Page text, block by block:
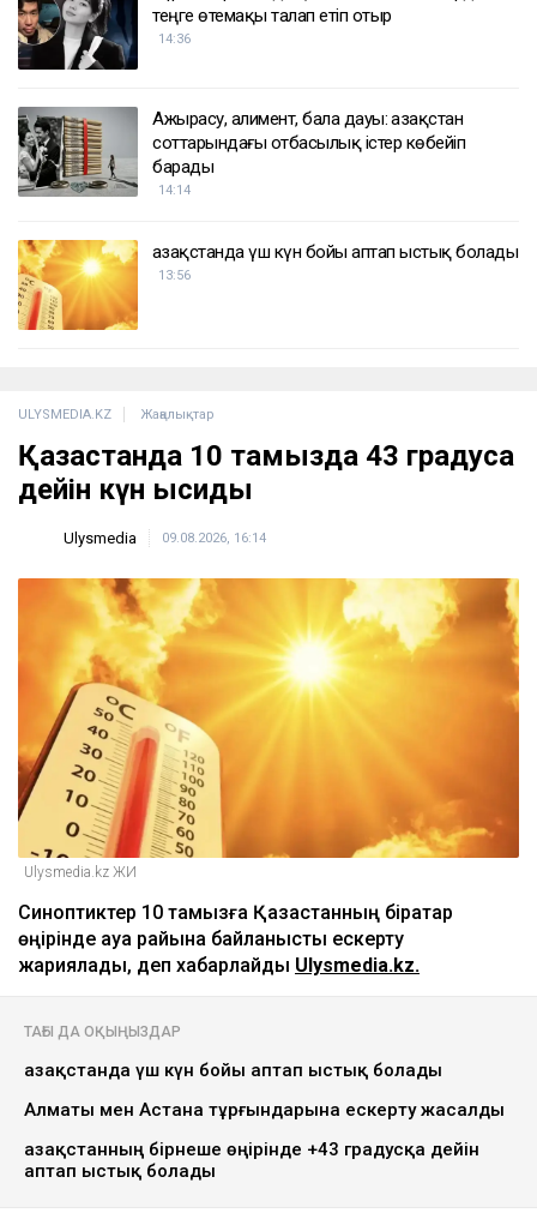
теңге өтемақы талап етіп отыр
14:36
Ажырасу, алимент, бала дауы: Қазақстан
соттарындағы отбасылық істер көбейіп
барады
14:14
Қазақстанда үш күн бойы аптап ыстық болады
13:56
ULYSMEDIA.KZ Жаңалықтар
Қазақстанда 10 тамызда 43 градусқа
дейін күн ысиды
Ulysmedia 09.08.2026, 16:14
Ulysmedia.kz ЖИ
Синоптиктер 10 тамызға Қазақстанның бірқатар
өңірінде ауа райына байланысты ескерту
жариялады, деп хабарлайды Ulysmedia.kz.
ТАҒЫ ДА ОҚЫҢЫЗДАР
Қазақстанда үш күн бойы аптап ыстық болады
Алматы мен Астана тұрғындарына ескерту жасалды
Қазақстанның бірнеше өңірінде +43 градусқа дейін
аптап ыстық болады